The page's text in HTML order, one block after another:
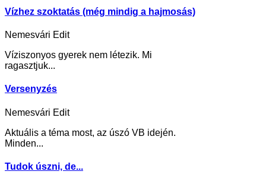
Vízhez szoktatás (még mindig a hajmosás)
Nemesvári Edit
Víziszonyos gyerek nem létezik. Mi
ragasztjuk...
Versenyzés
Nemesvári Edit
Aktuális a téma most, az úszó VB idején.
Minden...
Tudok úszni, de...